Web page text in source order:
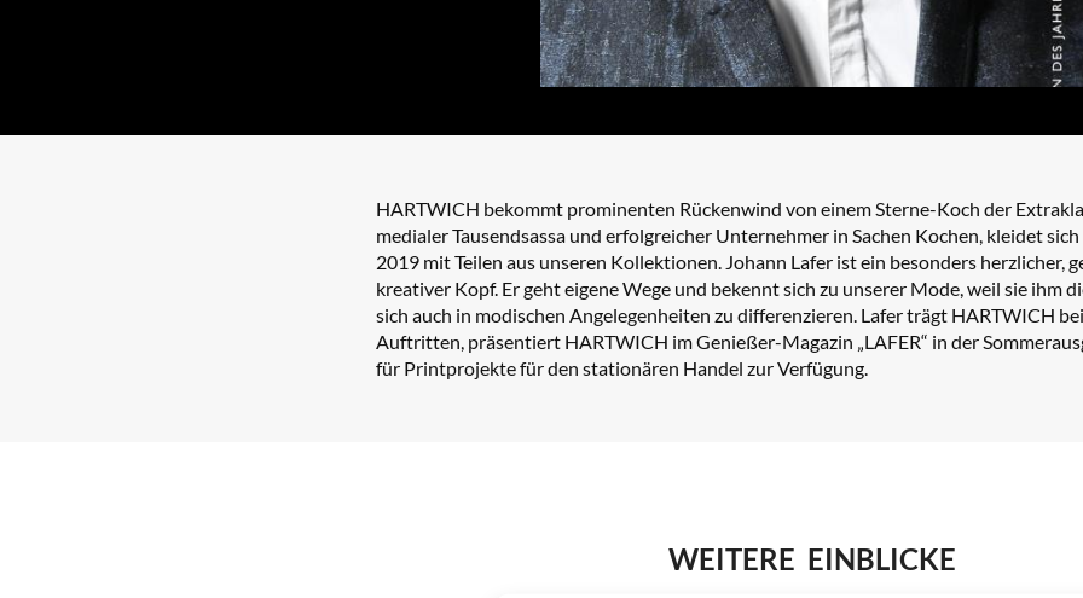
HARTWICH bekommt prominenten Rückenwind von einem Sterne-Koch der
medialer Tausendsassa und erfolgreicher Unternehmer in Sachen Kochen, kleidet
2019 mit Teilen aus unseren Kollektionen. Johann Lafer ist ein besonders herzlicher,
kreativer Kopf. Er geht eigene Wege und bekennt sich zu unserer Mode, weil sie ihm
sich auch in modischen Angelegenheiten zu differenzieren. Lafer trägt HARTWICH
Auftritten, präsentiert HARTWICH im Genießer-Magazin „LAFER“ in der
für Printprojekte für den stationären Handel zur Verfügung.
WEITERE EINBLICKE